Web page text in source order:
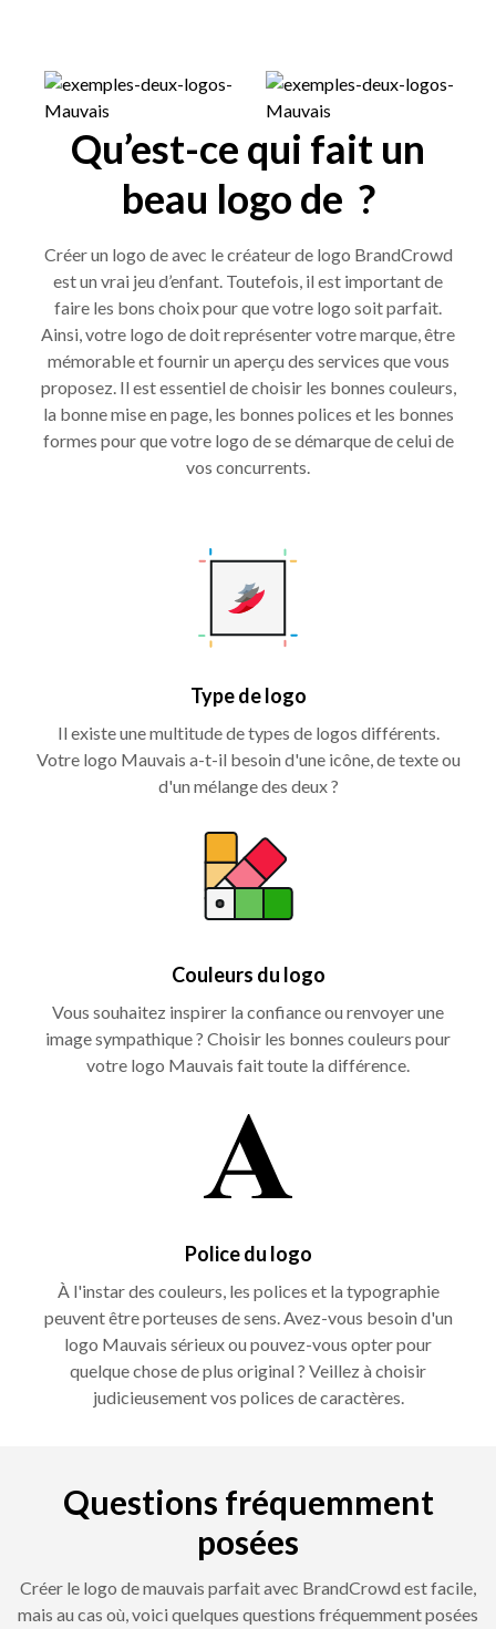
Qu’est-ce qui fait un
beau logo de ?
Créer un logo de avec le créateur de logo BrandCrowd
est un vrai jeu d’enfant. Toutefois, il est important de
faire les bons choix pour que votre logo soit parfait.
Ainsi, votre logo de doit représenter votre marque, être
mémorable et fournir un aperçu des services que vous
proposez. Il est essentiel de choisir les bonnes couleurs,
la bonne mise en page, les bonnes polices et les bonnes
formes pour que votre logo de se démarque de celui de
vos concurrents.
Type de logo
Il existe une multitude de types de logos différents.
Votre logo Mauvais a-t-il besoin d'une icône, de texte ou
d'un mélange des deux ?
Couleurs du logo
Vous souhaitez inspirer la confiance ou renvoyer une
image sympathique ? Choisir les bonnes couleurs pour
votre logo Mauvais fait toute la différence.
Police du logo
À l'instar des couleurs, les polices et la typographie
peuvent être porteuses de sens. Avez-vous besoin d'un
logo Mauvais sérieux ou pouvez-vous opter pour
quelque chose de plus original ? Veillez à choisir
judicieusement vos polices de caractères.
Questions fréquemment
posées
Créer le logo de mauvais parfait avec BrandCrowd est facile,
mais au cas où, voici quelques questions fréquemment posées